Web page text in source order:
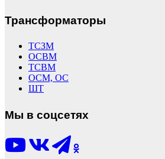
Трансформаторы
ТСЗМ
ОСВМ
ТСВМ
ОСМ, ОС
ШТ
Мы в соцсетях